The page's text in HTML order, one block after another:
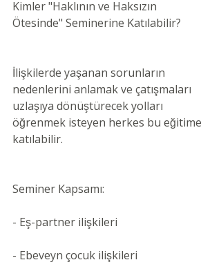
Kimler "Haklının ve Haksızın
Ötesinde" Seminerine Katılabilir?
İlişkilerde yaşanan sorunların
nedenlerini anlamak ve çatışmaları
uzlaşıya dönüştürecek yolları
öğrenmek isteyen herkes bu eğitime
katılabilir.
Seminer Kapsamı:
- Eş-partner ilişkileri
- Ebeveyn çocuk ilişkileri